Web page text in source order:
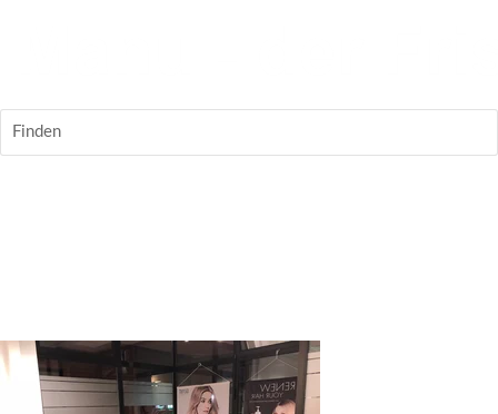
Finden